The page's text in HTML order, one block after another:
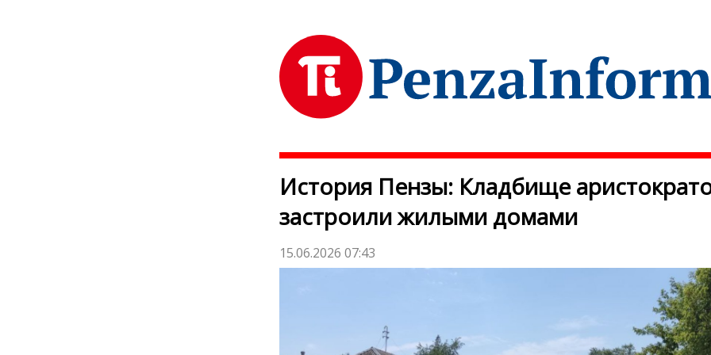
История Пензы: Кладбище
застроили жилыми домами
15.06.2026 07:43